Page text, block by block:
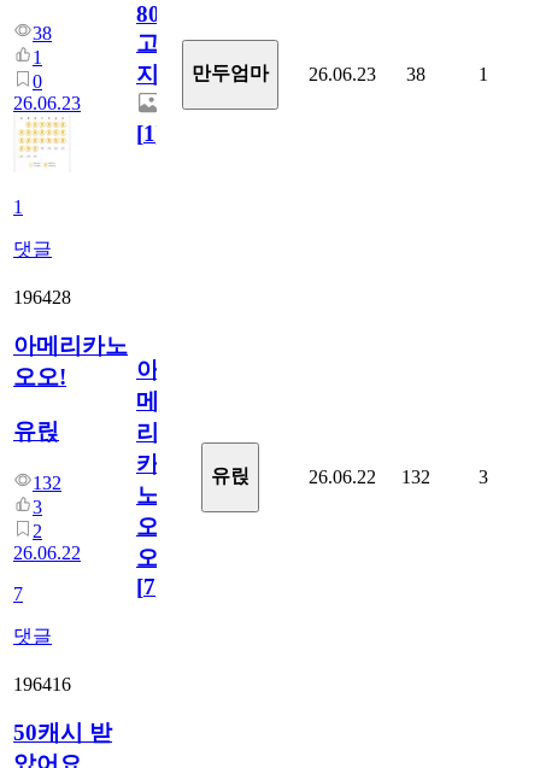
38
1
0
26.06.23
1
댓글
800
고
지.
[1]
만두엄마 26.06.23 38 1
196428
아메리카노
오오!
유릱
132
3
2
26.06.22
7
댓글
아
메
리
카
노
오
오!
[7]
유릱 26.06.22 132 3
196416
50캐시 받